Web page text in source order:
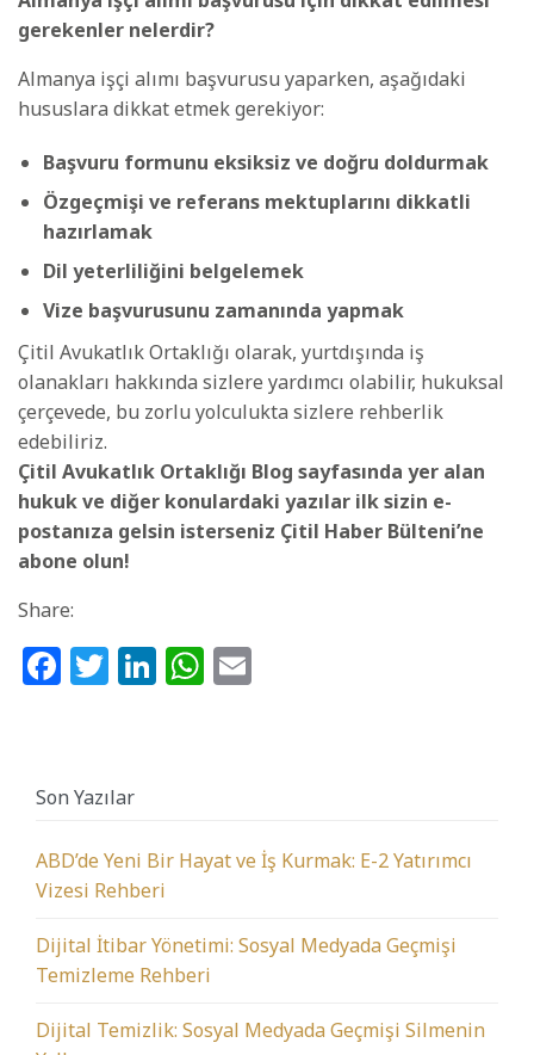
gerekenler nelerdir?
Almanya işçi alımı başvurusu yaparken, aşağıdaki
hususlara dikkat etmek gerekiyor:
Başvuru formunu eksiksiz ve doğru doldurmak
Özgeçmişi ve referans mektuplarını dikkatli
hazırlamak
Dil yeterliliğini belgelemek
Vize başvurusunu zamanında yapmak
Çitil Avukatlık Ortaklığı olarak, yurtdışında iş
olanakları hakkında sizlere yardımcı olabilir, hukuksal
çerçevede, bu zorlu yolculukta sizlere rehberlik
edebiliriz.
Çitil Avukatlık Ortaklığı Blog sayfasında yer alan
hukuk ve diğer konulardaki yazılar ilk sizin e-
postanıza gelsin isterseniz Çitil Haber Bülteni’ne
abone olun!
Share:
Facebook
Twitter
LinkedIn
WhatsApp
Son Yazılar
ABD’de Yeni Bir Hayat ve İş Kurmak: E-2 Yatırımcı
Vizesi Rehberi
Dijital İtibar Yönetimi: Sosyal Medyada Geçmişi
Temizleme Rehberi
Dijital Temizlik: Sosyal Medyada Geçmişi Silmenin